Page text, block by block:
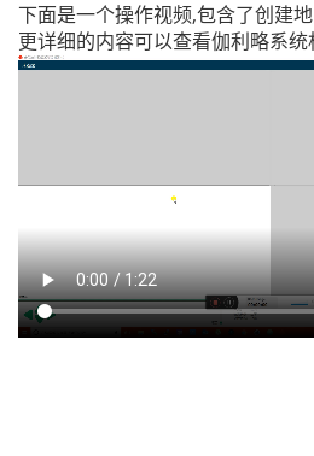
下面是一个操作视频,包含了创建
更详细的内容可以查看伽利略系统